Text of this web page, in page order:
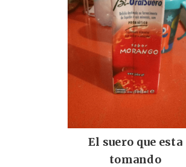
El suero que esta
tomando